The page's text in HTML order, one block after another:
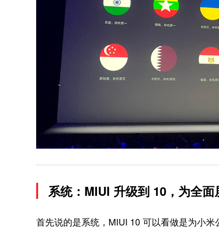
系统：MIUI 升级到 10，为全
首先说的是系统，MIUI 10 可以看做是为小